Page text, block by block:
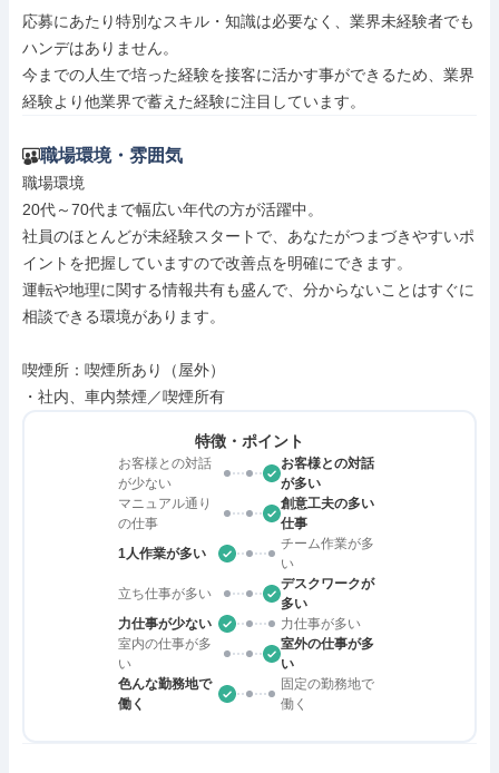
応募にあたり特別なスキル・知識は必要なく、業界未経験者でも
ハンデはありません。
今までの人生で培った経験を接客に活かす事ができるため、業界
経験より他業界で蓄えた経験に注目しています。
職場環境・雰囲気
職場環境
20代～70代まで幅広い年代の方が活躍中。
社員のほとんどが未経験スタートで、あなたがつまづきやすいポ
イントを把握していますので改善点を明確にできます。
運転や地理に関する情報共有も盛んで、分からないことはすぐに
相談できる環境があります。
喫煙所：喫煙所あり（屋外）
・社内、車内禁煙／喫煙所有
特徴・ポイント
お客様との対話
が少ない
お客様との対話
が多い
マニュアル通り
の仕事
創意工夫の多い
仕事
1人作業が多い
チーム作業が多
い
立ち仕事が多い
デスクワークが
多い
力仕事が少ない
力仕事が多い
室内の仕事が多
い
室外の仕事が多
い
色んな勤務地で
働く
固定の勤務地で
働く